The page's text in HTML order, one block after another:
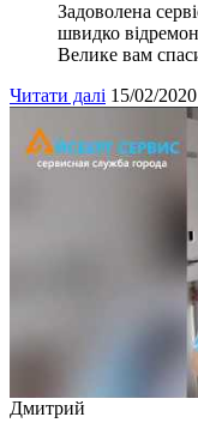
Задоволена
швидко
Велике вам
Читати далі 15/02/2020
Дмитрий